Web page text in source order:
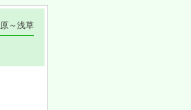
～浅草